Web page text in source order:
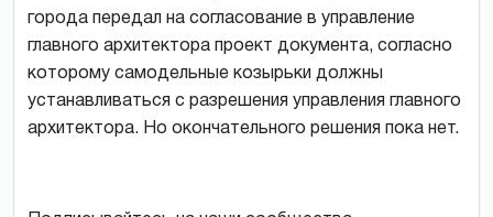
города передал на согласование в управление
главного архитектора проект документа, согласно
которому самодельные козырьки должны
устанавливаться с разрешения управления главного
архитектора. Но окончательного решения пока нет.